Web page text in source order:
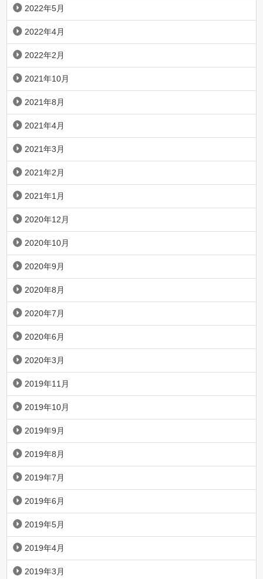
2022年5月
2022年4月
2022年2月
2021年10月
2021年8月
2021年4月
2021年3月
2021年2月
2021年1月
2020年12月
2020年10月
2020年9月
2020年8月
2020年7月
2020年6月
2020年3月
2019年11月
2019年10月
2019年9月
2019年8月
2019年7月
2019年6月
2019年5月
2019年4月
2019年3月